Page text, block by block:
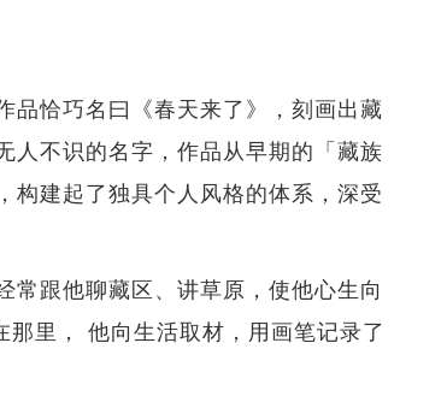
品恰巧名曰《春天来了》，刻画出藏
人不识的名字，作品从早期的「藏族
构建起了独具个人风格的体系，深受
常跟他聊藏区、讲草原，使他心生向
里， 他向生活取材，用画笔记录了